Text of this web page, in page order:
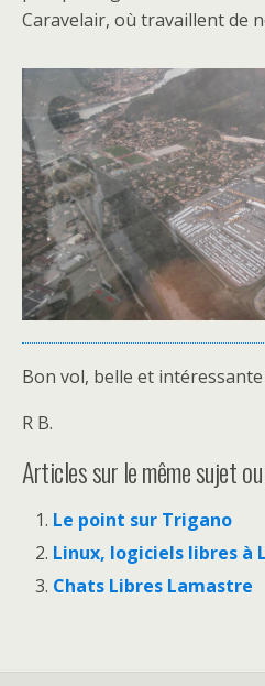
Caravelair, où travaillent de
Bon vol, belle et
R B.
Articles sur le même sujet
Le point sur Trigano
Linux, logiciels libres à
Chats Libres Lamastre